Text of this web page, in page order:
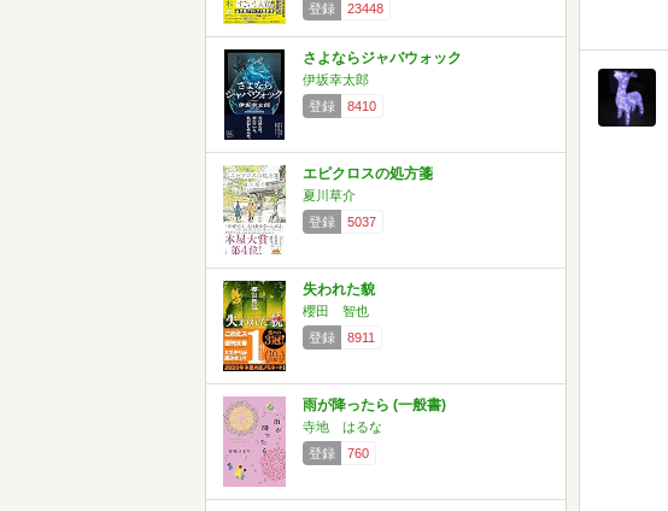
登録
23448
さよならジャバウォック
伊坂幸太郎
登録
8410
エピクロスの処方箋
夏川草介
登録
5037
失われた貌
櫻田 智也
登録
8911
雨が降ったら (一般書)
寺地 はるな
登録
760